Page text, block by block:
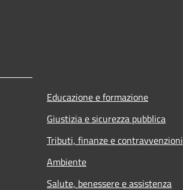
Educazione e formazione
Giustizia e sicurezza pubblica
Tributi, finanze e contravvenzioni
Ambiente
Salute, benessere e assistenza